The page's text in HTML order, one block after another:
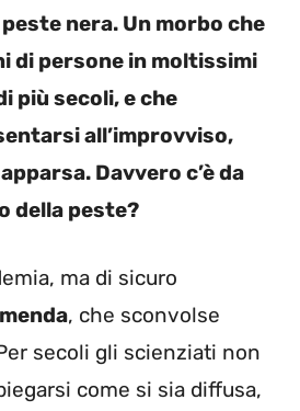
nera. Un morbo che
di persone in moltissimi
più secoli, e che
all’improvviso,
Davvero c’è da
della peste?
ma di sicuro
, che sconvolse
secoli gli scienziati non
come si sia diffusa,